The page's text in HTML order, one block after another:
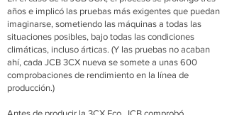
años e implicó las pruebas más exigentes que puedan
imaginarse, sometiendo las máquinas a todas las
situaciones posibles, bajo todas las condiciones
climáticas, incluso árticas. (Y las pruebas no acaban
ahí, cada JCB 3CX nueva se somete a unas 600
comprobaciones de rendimiento en la línea de
producción.)